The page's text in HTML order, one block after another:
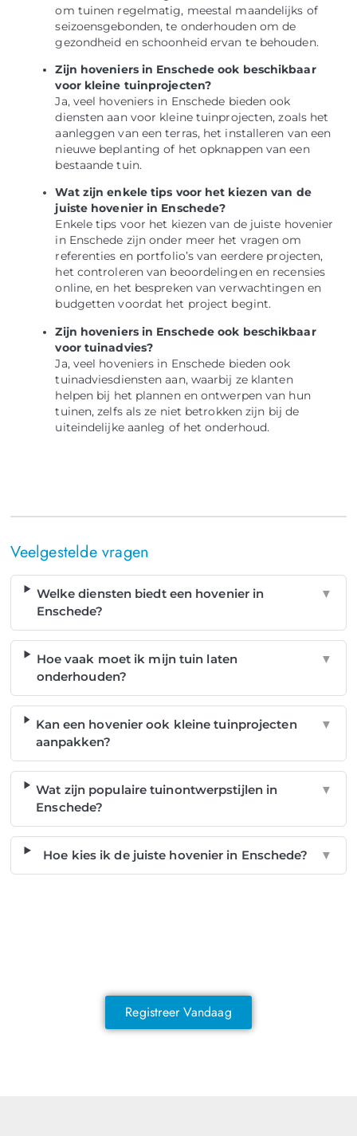
om tuinen regelmatig, meestal maandelijks of
seizoensgebonden, te onderhouden om de
gezondheid en schoonheid ervan te behouden.
Zijn hoveniers in Enschede ook beschikbaar
voor kleine tuinprojecten?
Ja, veel hoveniers in Enschede bieden ook
diensten aan voor kleine tuinprojecten, zoals het
aanleggen van een terras, het installeren van een
nieuwe beplanting of het opknappen van een
bestaande tuin.
Wat zijn enkele tips voor het kiezen van de
juiste hovenier in Enschede?
Enkele tips voor het kiezen van de juiste hovenier
in Enschede zijn onder meer het vragen om
referenties en portfolio’s van eerdere projecten,
het controleren van beoordelingen en recensies
online, en het bespreken van verwachtingen en
budgetten voordat het project begint.
Zijn hoveniers in Enschede ook beschikbaar
voor tuinadvies?
Ja, veel hoveniers in Enschede bieden ook
tuinadviesdiensten aan, waarbij ze klanten
helpen bij het plannen en ontwerpen van hun
tuinen, zelfs als ze niet betrokken zijn bij de
uiteindelijke aanleg of het onderhoud.
Veelgestelde vragen
Welke diensten biedt een hovenier in
Enschede?
▼
Hoe vaak moet ik mijn tuin laten
onderhouden?
▼
Kan een hovenier ook kleine tuinprojecten
aanpakken?
▼
Wat zijn populaire tuinontwerpstijlen in
Enschede?
▼
Hoe kies ik de juiste hovenier in Enschede? ▼
Registreer Vandaag